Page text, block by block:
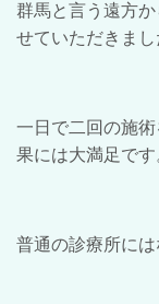
群馬と言う遠方
せていただきまし
一日で二回の施
果には大満足です
普通の診療所には